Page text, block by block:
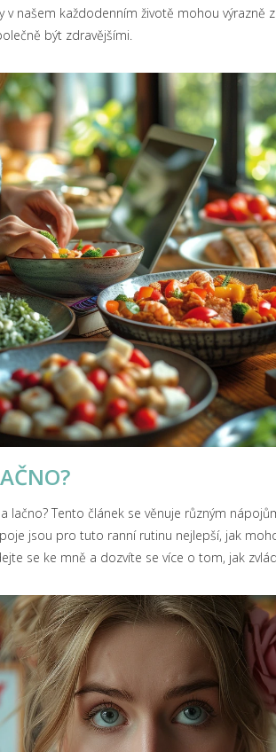
v našem každodenním životě mohou výrazně
být zdravějšími.
lačno? Tento článek se věnuje různým
jsou pro tuto ranní rutinu nejlepší, jak
se ke mně a dozvíte se více o tom, jak